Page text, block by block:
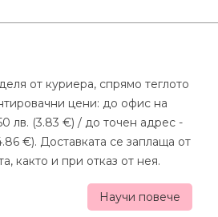
от куриера, спрямо теглото
цени: до офис на
лв. (3.83 €) / до точен адрес -
€). Доставката се заплаща от
както и при отказ от нея.
Научи повече